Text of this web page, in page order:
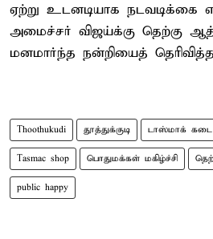
ஏற்று உடனடியாக நடவடிக்கை
அமைச்சர் விஜய்க்கு தெற்கு
மனமார்ந்த நன்றியைத்
Thoothukudi தூத்துக்குடி டாஸ்மாக் கடை
Tasmac shop பொதுமக்கள் மகிழ்ச்சி
public happy